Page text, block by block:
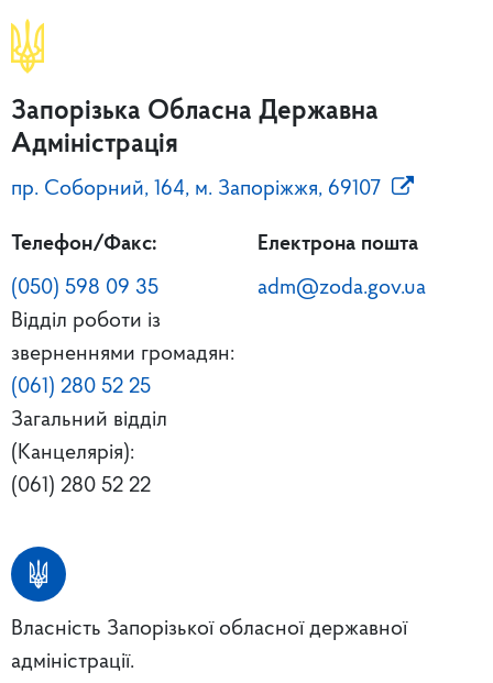
Запорізька Обласна Державна
Адміністрація
пр. Соборний, 164, м. Запоріжжя, 69107
Телефон/Факс:
(050) 598 09 35
Відділ роботи із
зверненнями громадян:
(061) 280 52 25
Загальний відділ
(Канцелярія):
(061) 280 52 22
Електрона пошта
adm@zoda.gov.ua
Власність Запорізької обласної державної
адміністрації.